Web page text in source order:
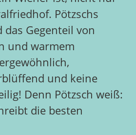
Pötzschs
das Gegenteil von
und warmem
und keine
Denn Pötzsch weiß:
die besten